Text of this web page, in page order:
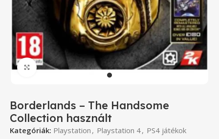
Click to enlarge
Borderlands – The Handsome
Collection használt
Kategóriák: Playstation , Playstation 4, PS4 játékok